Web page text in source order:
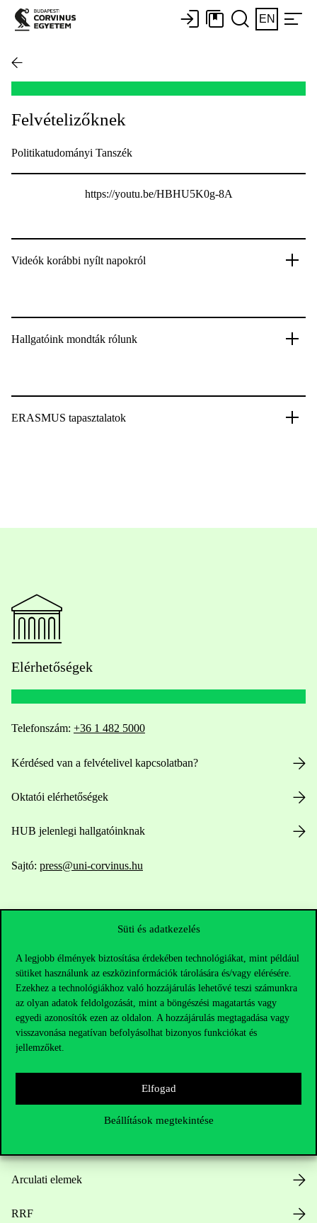
Süti és adatkezelés
A legjobb élmények biztosítása érdekében technológiákat, mint például
sütiket használunk az eszközinformációk tárolására és/vagy elérésére.
Ezekhez a technológiákhoz való hozzájárulás lehetővé teszi számunkra
az olyan adatok feldolgozását, mint a böngészési magatartás vagy
egyedi azonosítók ezen az oldalon. A hozzájárulás megtagadása vagy
visszavonása negatívan befolyásolhat bizonyos funkciókat és
jellemzőket.
Elfogad
Beállítások megtekintése
EN
Felvételizőknek
Politikatudományi Tanszék
https://youtu.be/HBHU5K0g-8A
Videók korábbi nyílt napokról
Hallgatóink mondták rólunk
ERASMUS tapasztalatok
Elérhetőségek
Telefonszám: +36 1 482 5000
Kérdésed van a felvételivel kapcsolatban?
Oktatói elérhetőségek
HUB jelenlegi hallgatóinknak
Sajtó: press@uni-corvinus.hu
Hasznos linkek
Nyitvatartás
Arculati elemek
RRF